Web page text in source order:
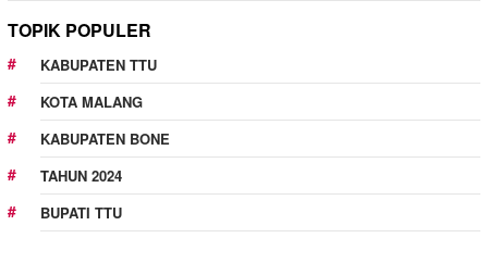
TOPIK POPULER
KABUPATEN TTU
KOTA MALANG
KABUPATEN BONE
TAHUN 2024
BUPATI TTU